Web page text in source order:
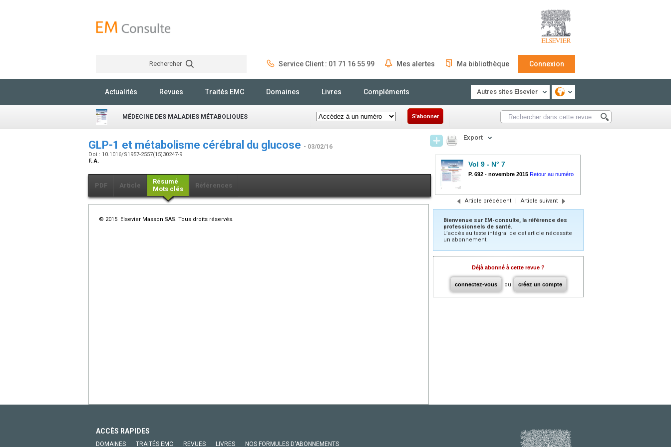
Rechercher Service Client : 01 71 16 55 99 Mes alertes Ma bibliothèque Connexion
Actualités Revues Traités EMC Domaines Livres Compléments Autres sites Elsevier
MÉDECINE DES MALADIES MÉTABOLIQUES S'abonner
GLP-1 et métabolisme cérébral du glucose - 03/02/16
Doi : 10.1016/S1957-2557(15)30247-9
F. A.
PDF Article
Résumé
Mots clés
Références
© 2015 Elsevier Masson SAS. Tous droits réservés.
Export
Vol 9 - N° 7
P. 692 - novembre 2015 Retour au numéro
Article précédent | Article suivant
Bienvenue sur EM-consulte, la référence des
professionnels de santé.
L’accès au texte intégral de cet article nécessite
un abonnement.
Déjà abonné à cette revue ?
connectez-vous ou créez un compte
ACCÈS RAPIDES
DOMAINES TRAITÉS EMC REVUES LIVRES NOS FORMULES D'ABONNEMENTS